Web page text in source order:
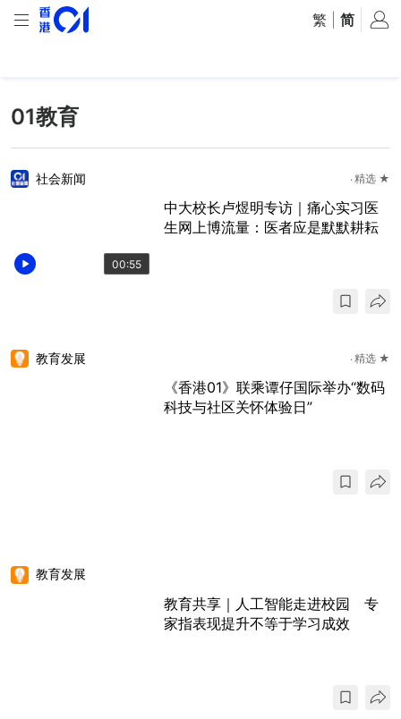
繁 简
01教育
00:55
社会新闻 精选 ★
中大校长卢煜明专访｜痛心实习医
生网上博流量：医者应是默默耕耘
教育发展 精选 ★
《香港01》联乘谭仔国际举办“数码
科技与社区关怀体验日”
教育发展
教育共享｜人工智能走进校园 专
家指表现提升不等于学习成效